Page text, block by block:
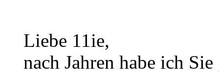
Liebe 11ie,
nach Jahren habe ich